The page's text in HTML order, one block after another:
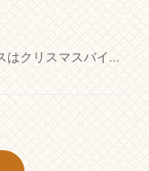
はクリスマスバイ...